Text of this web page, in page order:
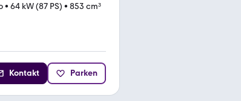
• 64 kW (87 PS) • 853 cm³
Kontakt Parken